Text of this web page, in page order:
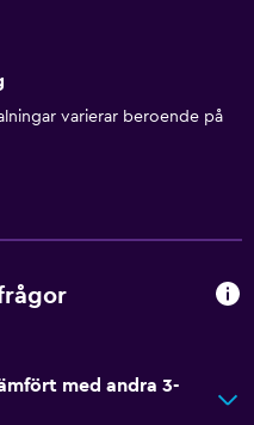
varierar beroende på
med andra 3-